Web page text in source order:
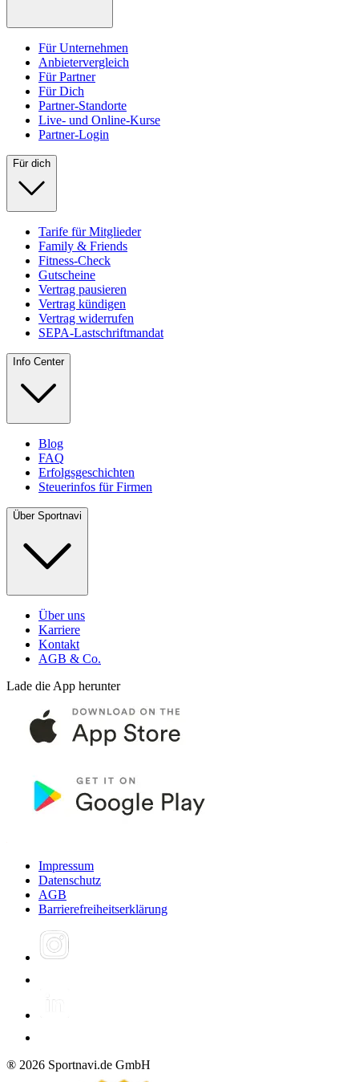
Für Unternehmen
Anbietervergleich
Für Partner
Für Dich
Partner-Standorte
Live- und Online-Kurse
Partner-Login
Für dich
Tarife für Mitglieder
Family & Friends
Fitness-Check
Gutscheine
Vertrag pausieren
Vertrag kündigen
Vertrag widerrufen
SEPA-Lastschriftmandat
Info Center
Blog
FAQ
Erfolgsgeschichten
Steuerinfos für Firmen
Über Sportnavi
Über uns
Karriere
Kontakt
AGB & Co.
Lade die App herunter
Impressum
Datenschutz
AGB
Barrierefreiheitserklärung
® 2026 Sportnavi.de GmbH